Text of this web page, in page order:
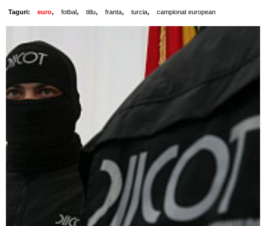
Taguri: euro, fotbal , titlu, franta, turcia, campionat european